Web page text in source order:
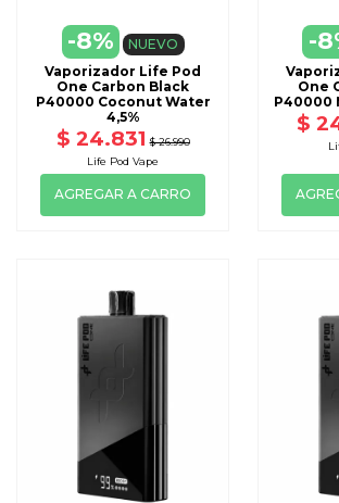
-8%
NUEVO
Vaporizador Life Pod
One Carbon Black
P40000 Coconut Water
4,5%
$ 24.831 $ 26.990
Life Pod Vape
AGREGAR A CARRO
-
One
P40000
$